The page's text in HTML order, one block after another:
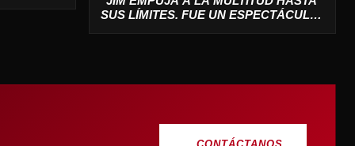
SUS LÍMITES. FUE UN ESPECTÁCULO